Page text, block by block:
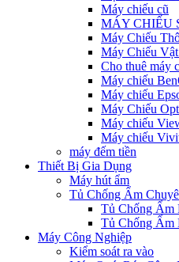
Máy chiếu cũ
MÁY CHIẾU
Máy Chiếu
Máy Chiếu
Cho thuê máy
Máy chiếu
Máy chiếu
Máy Chiếu
Máy chiếu
Máy chiếu
máy đếm tiền
Thiết Bị Gia Dụng
Máy hút ẩm
Tủ Chống Ẩm
Tủ Chống Ẩm
Tủ Chống Ẩm
Máy Công Nghiệp
Kiểm soát ra vào